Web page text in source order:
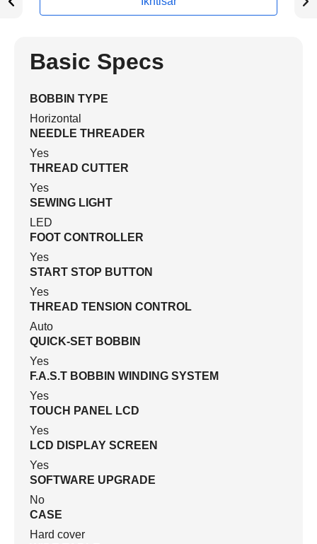
Basic Specs
BOBBIN TYPE
Horizontal
NEEDLE THREADER
Yes
THREAD CUTTER
Yes
SEWING LIGHT
LED
FOOT CONTROLLER
Yes
START STOP BUTTON
Yes
THREAD TENSION CONTROL
Auto
QUICK-SET BOBBIN
Yes
F.A.S.T BOBBIN WINDING SYSTEM
Yes
TOUCH PANEL LCD
Yes
LCD DISPLAY SCREEN
Yes
SOFTWARE UPGRADE
No
CASE
Hard cover